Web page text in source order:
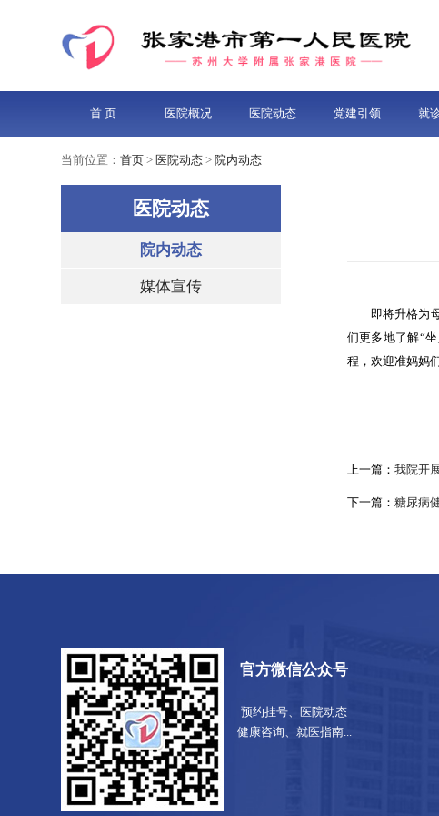
首 页 医院概况 医院动态 党建引领 就
当前位置：首页 > 医院动态 > 院内动态
医院动态
院内动态
媒体宣传
即将升格为
们更多地了解“
程，欢迎准妈妈
上一篇： 我院开
下一篇： 糖尿病
官方微信公众号
预约挂号、医院动态
健康咨询、就医指南...